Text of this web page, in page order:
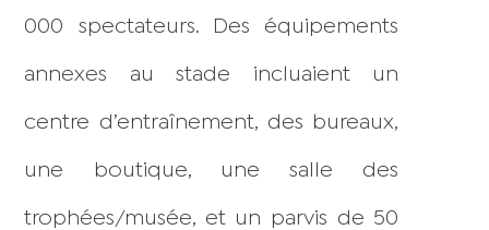
000 spectateurs. Des équipements
annexes au stade incluaient un
centre d’entraînement, des bureaux,
une boutique, une salle des
trophées/musée, et un parvis de 50